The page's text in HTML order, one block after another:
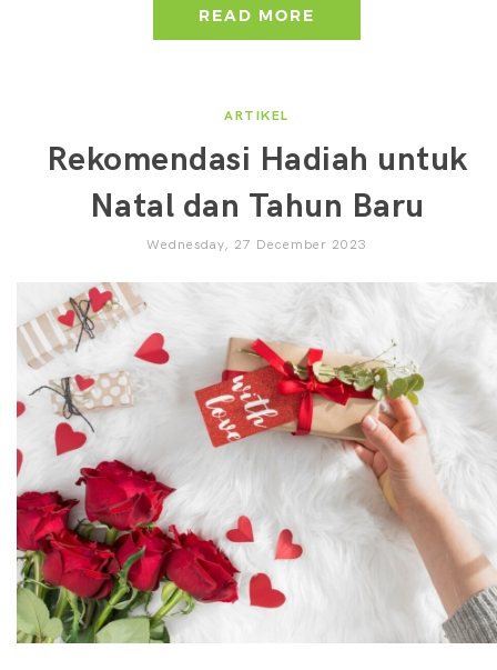
READ MORE
ARTIKEL
Rekomendasi Hadiah untuk
Natal dan Tahun Baru
Wednesday, 27 December 2023